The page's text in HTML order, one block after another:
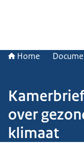
Home
over
klimaat